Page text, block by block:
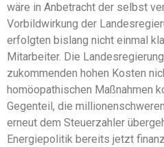
wäre in Anbetracht der selbst
Vorbildwirkung der
erfolgten bislang nicht einmal
Mitarbeiter. Die
zukommenden hohen Kosten
homöopathischen Maßnahmen
Gegenteil, die
erneut dem Steuerzahler
Energiepolitik bereits jetzt